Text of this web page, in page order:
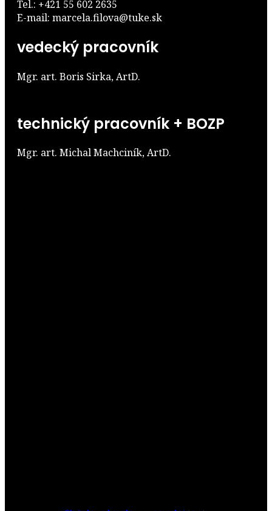
Tel.: +421 55 602 2635
E-mail: marcela.filova@tuke.sk
vedecký pracovník
Mgr. art. Boris Sirka, ArtD.
technický pracovník + BOZP
Mgr. art. Michal Machciník, ArtD.